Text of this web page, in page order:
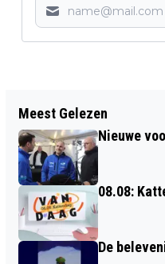
NA OPENING
URBANMIDDAG
Meest Gelezen
Nieuwe
08.08:
De